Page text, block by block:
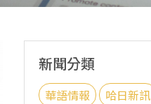
新聞分類
華語情報 哈日新訊